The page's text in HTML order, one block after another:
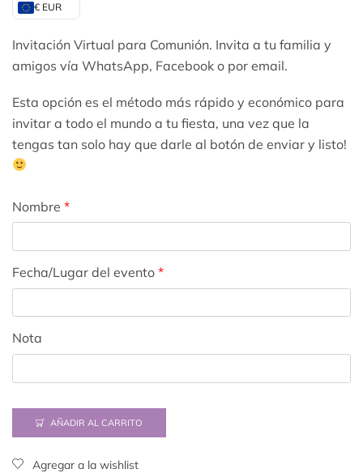
€ EUR
Invitación Virtual para Comunión. Invita a tu familia y
amigos vía WhatsApp, Facebook o por email.
Esta opción es el método más rápido y económico para
invitar a todo el mundo a tu fiesta, una vez que la
tengas tan solo hay que darle al botón de enviar y listo!
Nombre *
Fecha/Lugar del evento *
Nota
AÑADIR AL CARRITO
Agregar a la wishlist